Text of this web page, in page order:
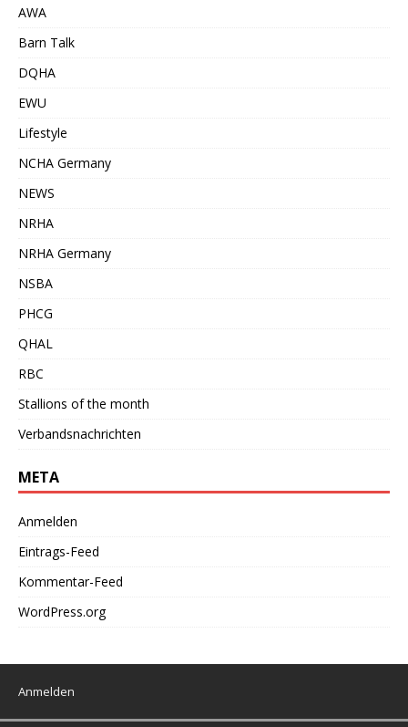
AWA
Barn Talk
DQHA
EWU
Lifestyle
NCHA Germany
NEWS
NRHA
NRHA Germany
NSBA
PHCG
QHAL
RBC
Stallions of the month
Verbandsnachrichten
META
Anmelden
Eintrags-Feed
Kommentar-Feed
WordPress.org
Anmelden